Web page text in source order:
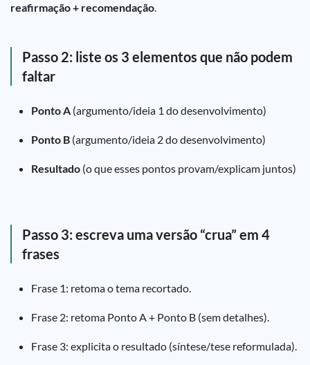
reafirmação + recomendação.
Passo 2: liste os 3 elementos que não podem
faltar
Ponto A (argumento/ideia 1 do desenvolvimento)
Ponto B (argumento/ideia 2 do desenvolvimento)
Resultado (o que esses pontos provam/explicam juntos)
Passo 3: escreva uma versão “crua” em 4
frases
Frase 1: retoma o tema recortado.
Frase 2: retoma Ponto A + Ponto B (sem detalhes).
Frase 3: explicita o resultado (síntese/tese reformulada).